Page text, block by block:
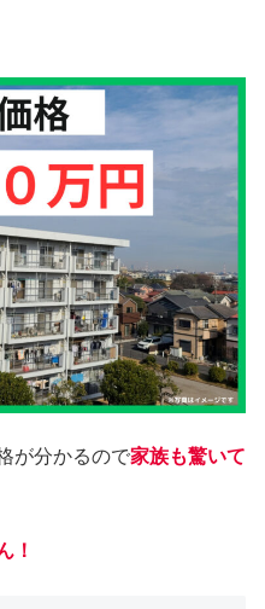
が分かるので家族も驚いて
！